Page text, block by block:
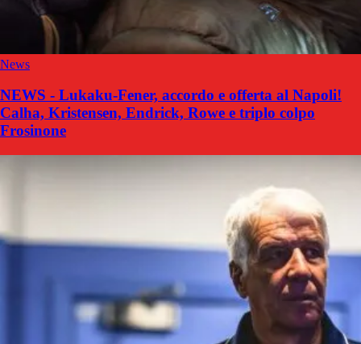
News
NEWS - Lukaku-Fener, accordo e offerta al Napoli!
Calha, Kristensen, Endrick, Rowe e triplo colpo
Frosinone